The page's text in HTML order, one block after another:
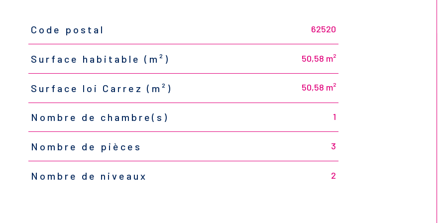
TRAD_PAMPERO_Caracteristique
Code postal 62520
Surface habitable (m²) 50,58 m²
Surface loi Carrez (m²) 50,58 m²
Nombre de chambre(s) 1
Nombre de pièces 3
Nombre de niveaux 2